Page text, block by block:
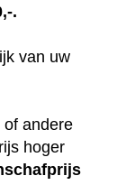
.
van uw
of andere
hoger